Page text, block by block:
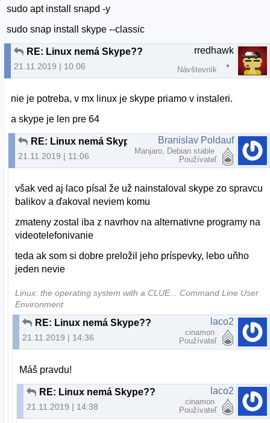
sudo apt install snapd -y
sudo snap install skype --classic
RE: Linux nemá Skype??
21.11.2019 | 10:06
rredhawk
Návštevník
nie je potreba, v mx linux je skype priamo v instaleri.
a skype je len pre 64
RE: Linux nemá Skype??
21.11.2019 | 11:06
Branislav Poldauf
Manjaro, Debian stable
Používateľ
však ved aj laco písal že už nainstaloval skype zo spravcu
balikov a ďakoval neviem komu
zmateny zostal iba z navrhov na alternativne programy na
videotelefonivanie
teda ak som si dobre preložil jeho príspevky, lebo uňho
jeden nevie
Linux: the operating system with a CLUE... Command Line User
Environment
RE: Linux nemá Skype??
21.11.2019 | 14:36
laco2
cinamon
Používateľ
Máš pravdu!
RE: Linux nemá Skype??
21.11.2019 | 14:38
laco2
cinamon
Používateľ